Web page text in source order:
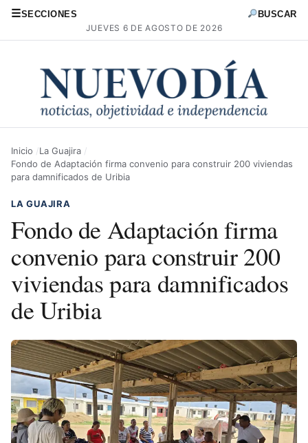
☰SECCIONES
JUEVES 6 DE AGOSTO DE 2026
BUSCAR
Inicio
La Guajira
Fondo de Adaptación firma convenio para construir 200 viviendas
para damnificados de Uribia
LA GUAJIRA
Fondo de Adaptación firma
convenio para construir 200
viviendas para damnificados
de Uribia